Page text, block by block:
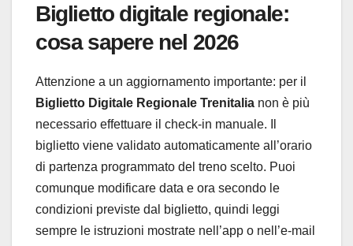
Biglietto digitale regionale:
cosa sapere nel 2026
Attenzione a un aggiornamento importante: per il
Biglietto Digitale Regionale Trenitalia non è più
necessario effettuare il check-in manuale. Il
biglietto viene validato automaticamente all’orario
di partenza programmato del treno scelto. Puoi
comunque modificare data e ora secondo le
condizioni previste dal biglietto, quindi leggi
sempre le istruzioni mostrate nell’app o nell’e-mail